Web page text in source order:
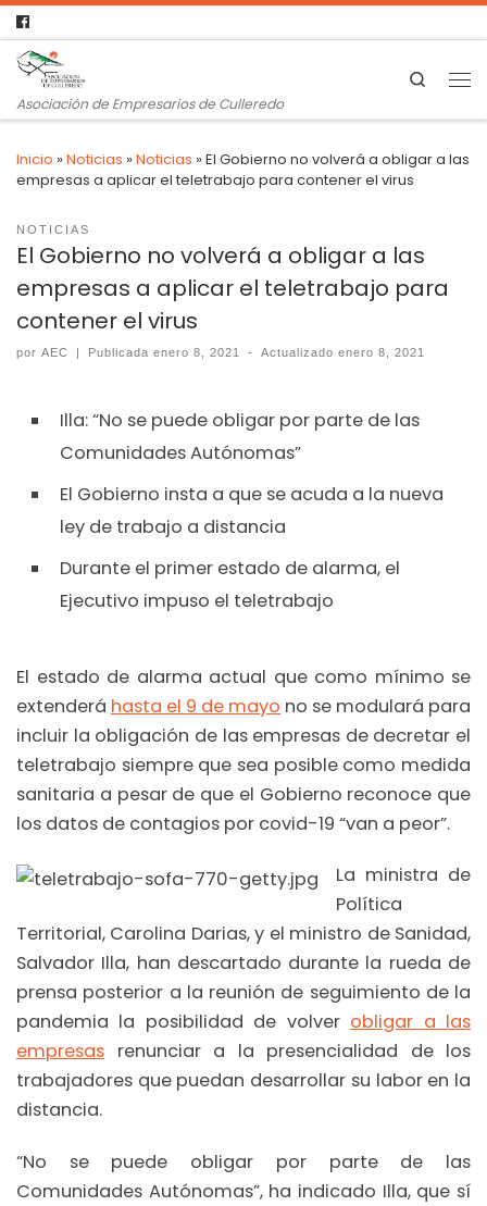
Asociación de Empresarios de Culleredo
Search
Inicio »Noticias »Noticias »El Gobierno no volverá a obligar a las
empresas a aplicar el teletrabajo para contener el virus
NOTICIAS
El Gobierno no volverá a obligar a las
empresas a aplicar el teletrabajo para
contener el virus
por AEC | Publicadaenero 8, 2021 - Actualizadoenero 8, 2021
Illa: “No se puede obligar por parte de las
Comunidades Autónomas”
El Gobierno insta a que se acuda a la nueva
ley de trabajo a distancia
Durante el primer estado de alarma, el
Ejecutivo impuso el teletrabajo
El estado de alarma actual que como mínimo se
extenderá hasta el 9 de mayo no se modulará para
incluir la obligación de las empresas de decretar el
teletrabajo siempre que sea posible como medida
sanitaria a pesar de que el Gobierno reconoce que
los datos de contagios por covid-19 “van a peor”.
La ministra de
Política
Territorial, Carolina Darias, y el ministro de Sanidad,
Salvador Illa, han descartado durante la rueda de
prensa posterior a la reunión de seguimiento de la
pandemia la posibilidad de volver obligar a las
empresas renunciar a la presencialidad de los
trabajadores que puedan desarrollar su labor en la
distancia.
“No se puede obligar por parte de las
Comunidades Autónomas”, ha indicado Illa, que sí